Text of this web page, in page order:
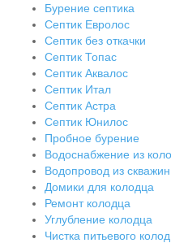
Бурение септика
Септик Евролос
Септик без откачки
Септик Топас
Септик Аквалос
Септик Итал
Септик Астра
Септик Юнилос
Пробное бурение
Водоснабжение из
Водопровод из
Домики для колодца
Ремонт колодца
Углубление колодца
Чистка питьевого